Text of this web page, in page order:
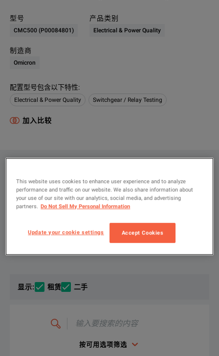
型号
CMC500 (P00084801)
产品类别
Electrical & Power Quality
制造商
Omicron
配置型号包含以下特性:
Electrical & Power Quality Switchgear / Relay Testing
加入比较
产品总览
资源
显示: 租赁 二手
按可用选项筛选
If you would like to know more, please
This website uses cookies to enhance user experience and to analyze
performance and traffic on our website. We also share information about
your use of our site with our analytics, social media, and advertising
partners. Do Not Sell My Personal Information
Update your cookie settings Accept Cookies